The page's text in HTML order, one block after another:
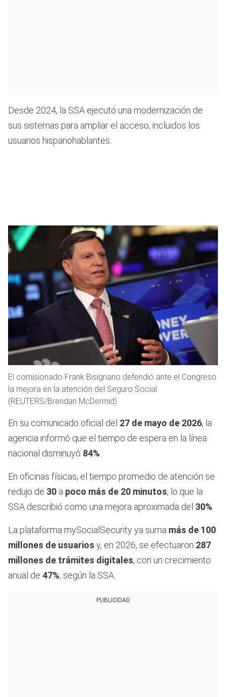
Desde 2024, la SSA ejecutó una modernización de
sus sistemas para ampliar el acceso, incluidos los
usuarios hispanohablantes.
El comisionado Frank Bisignano defendió ante el Congreso
la mejora en la atención del Seguro Social
(REUTERS/Brendan McDermid)
En su comunicado oficial del 27 de mayo de 2026, la
agencia informó que el tiempo de espera en la línea
nacional disminuyó 84%.
En oficinas físicas, el tiempo promedio de atención se
redujo de 30 a poco más de 20 minutos, lo que la
SSA describió como una mejora aproximada del 30%.
La plataforma mySocialSecurity ya suma más de 100
millones de usuarios y, en 2026, se efectuaron 287
millones de trámites digitales, con un crecimiento
anual de 47%, según la SSA.
PUBLICIDAD